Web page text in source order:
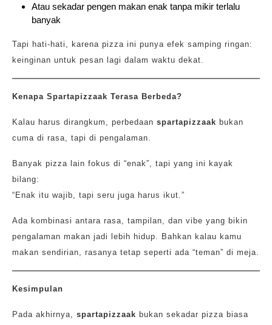
Atau sekadar pengen makan enak tanpa mikir terlalu
banyak
Tapi hati-hati, karena pizza ini punya efek samping ringan:
keinginan untuk pesan lagi dalam waktu dekat.
Kenapa Spartapizzaak Terasa Berbeda?
Kalau harus dirangkum, perbedaan spartapizzaak bukan
cuma di rasa, tapi di pengalaman.
Banyak pizza lain fokus di “enak”, tapi yang ini kayak
bilang:
“Enak itu wajib, tapi seru juga harus ikut.”
Ada kombinasi antara rasa, tampilan, dan vibe yang bikin
pengalaman makan jadi lebih hidup. Bahkan kalau kamu
makan sendirian, rasanya tetap seperti ada “teman” di meja.
Kesimpulan
Pada akhirnya, spartapizzaak bukan sekadar pizza biasa